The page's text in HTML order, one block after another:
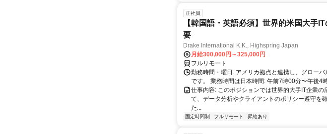
正社員
【韓国語・英語必須】世界的米国大手
要
Drake International K.K., Highspring Japan
月給300,000円～325,000円
フルリモート
勤務時間・曜日: アメリカ拠点と連携し、グロー
です。 業務時間は日本時間: 午前7時00分〜午後4
仕事内容: このポジションでは世界的大手IT企業
て、データ分析やクライアントのポリシー遵守を
た...
固定時間制 フルリモート 昇給あり